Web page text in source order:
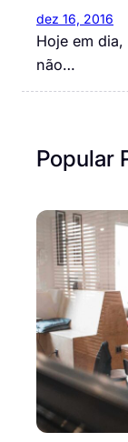
dez 16, 2016
Hoje em
não…
Popular